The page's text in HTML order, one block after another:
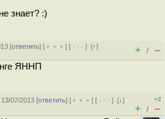
знает? :)
[ответить] [ ﹢﹢﹢] [ · · ·][↑]
+ / –
ЯННП
07/2013 [ответить] [ ﹢﹢﹢] [ · · ·][↓]
+2
+ / –